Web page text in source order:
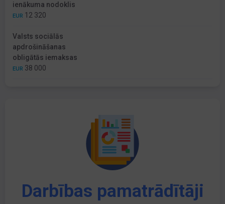
ienākuma nodoklis
EUR 12 320
Valsts sociālās
apdrošināšanas
obligātās iemaksas
EUR 38 000
Darbības pamatrādītāji